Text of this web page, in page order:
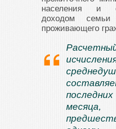
населения и
доходом
проживающего
месяца,